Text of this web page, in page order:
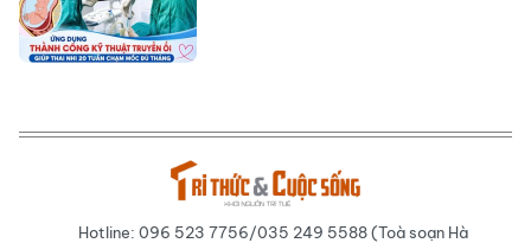
Hotline: 096 523 7756/035 249 5588 (Toà soạn Hà